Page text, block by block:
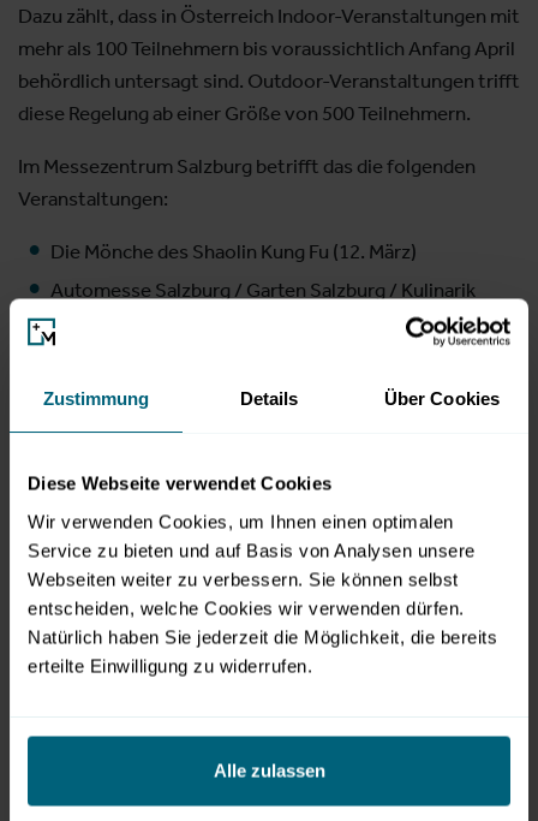
Zustimmung Details Über Cookies
Diese Webseite verwendet Cookies
Wir verwenden Cookies, um Ihnen einen optimalen
Service zu bieten und auf Basis von Analysen unsere
Webseiten weiter zu verbessern. Sie können selbst
entscheiden, welche Cookies wir verwenden dürfen.
Natürlich haben Sie jederzeit die Möglichkeit, die bereits
erteilte Einwilligung zu widerrufen.
Alle zulassen
Dazu zählt, dass in Österreich Indoor-Veranstaltungen mit
mehr als 100 Teilnehmern bis voraussichtlich Anfang April
behördlich untersagt sind. Outdoor-Veranstaltungen trifft
diese Regelung ab einer Größe von 500 Teilnehmern.
Im Messezentrum Salzburg betrifft das die folgenden
Veranstaltungen:
Die Mönche des Shaolin Kung Fu (12. März)
Automesse Salzburg / Garten Salzburg / Kulinarik
Salzburg (20.-22. März)
Internationale Hundeausstellung (28.-29. März)
Chormusical: Martin Luther King – ein Traum
Als Messe- und Eventveranstalter sind wir auch unter
schwierigen Bedingungen stets bemüht, die Bedürfnisse
unserer Aussteller, Besucher und Partner zu erfüllen.
Mögliche Ersatztermine und nächste Schritte stimmen wir
Ihr Presse-Kontakt